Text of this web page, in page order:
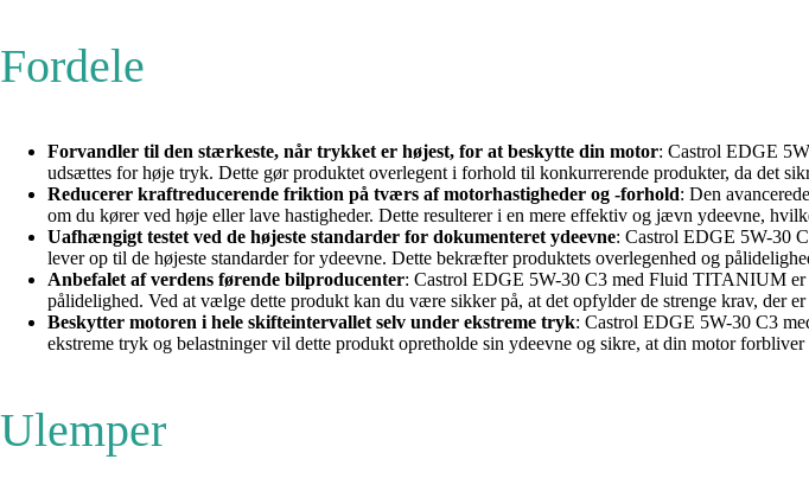
Fordele
Forvandler til den stærkeste, når trykket er højest, for at beskytte din motor: Castrol EDGE
udsættes for høje tryk. Dette gør produktet overlegent i forhold til konkurrerende produkter, da det
Reducerer kraftreducerende friktion på tværs af motorhastigheder og -forhold: Den
om du kører ved høje eller lave hastigheder. Dette resulterer i en mere effektiv og jævn ydeevne,
Uafhængigt testet ved de højeste standarder for dokumenteret ydeevne: Castrol EDGE 5W-30
lever op til de højeste standarder for ydeevne. Dette bekræfter produktets overlegenhed og
Anbefalet af verdens førende bilproducenter: Castrol EDGE 5W-30 C3 med Fluid TITANIUM er
pålidelighed. Ved at vælge dette produkt kan du være sikker på, at det opfylder de strenge krav, der er
Beskytter motoren i hele skifteintervallet selv under ekstreme tryk: Castrol EDGE 5W-30 C3
ekstreme tryk og belastninger vil dette produkt opretholde sin ydeevne og sikre, at din motor
Ulemper